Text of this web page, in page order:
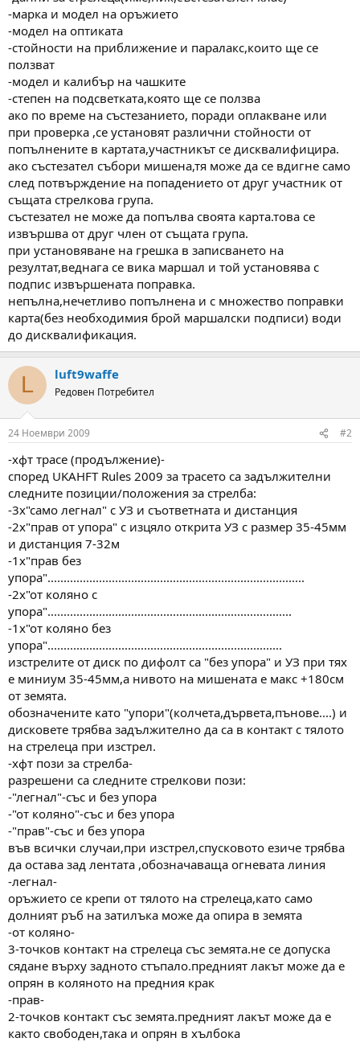
-марка и модел на оръжието
-модел на оптиката
-стойности на приближение и паралакс,които ще се
ползват
-модел и калибър на чашките
-степен на подсветката,която ще се ползва
ако по време на състезанието, поради оплакване или
при проверка ,се установят различни стойности от
попълнените в картата,участникът се дисквалифицира.
ако състезател събори мишена,тя може да се вдигне само
след потвърждение на попадението от друг участник от
същата стрелкова група.
състезател не може да попълва своята карта.това се
извършва от друг член от същата група.
при установяване на грешка в записването на
резултат,веднага се вика маршал и той установява с
подпис извършената поправка.
непълна,нечетливо попълнена и с множество поправки
карта(без необходимия брой маршалски подписи) води
до дисквалификация.
L luft9waffe
Редовен Потребител
24 Ноември 2009 #2
-хфт трасе (продължение)-
според UKAHFT Rules 2009 за трасето са задължителни
следните позиции/положения за стрелба:
-3х"само легнал" с УЗ и съответната и дистанция
-2х"прав от упора" с изцяло открита УЗ с размер 35-45мм
и дистанция 7-32м
-1х"прав без
упора"................................................................................
-2х"от коляно с
упора"............................................................................
-1х"от коляно без
упора".........................................................................
изстрелите от диск по дифолт са "без упора" и УЗ при тях
е миниум 35-45мм,а нивото на мишената е макс +180см
от земята.
обозначените като "упори"(колчета,дървета,пънове....) и
дисковете трябва задължително да са в контакт с тялото
на стрелеца при изстрел.
-хфт пози за стрелба-
разрешени са следните стрелкови пози:
-"легнал"-със и без упора
-"от коляно"-със и без упора
-"прав"-със и без упора
във всички случаи,при изстрел,спусковото езиче трябва
да остава зад лентата ,обозначаваща огневата линия
-легнал-
оръжието се крепи от тялото на стрелеца,като само
долният ръб на затилъка може да опира в земята
-от коляно-
3-точков контакт на стрелеца със земята.не се допуска
сядане върху задното стъпало.предният лакът може да е
опрян в коляното на предния крак
-прав-
2-точков контакт със земята.предният лакът може да е
както свободен,така и опрян в хълбока